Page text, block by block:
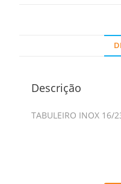
Descrição
TABULEIRO INOX 16/